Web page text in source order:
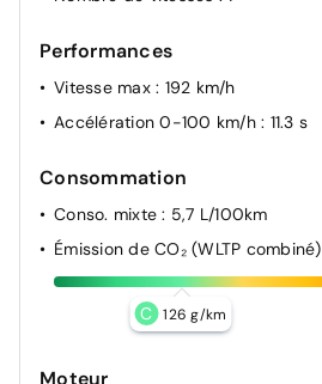
Performances
Vitesse max : 192 km/h
Accélération 0-100 km/h : 11.3 s
Consommation
Conso. mixte: 5,7 L/100km
Émission de CO₂ (WLTP combiné)
C 126 g/km
Moteur